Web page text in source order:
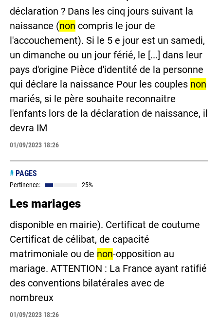
déclaration ? Dans les cinq jours suivant la
naissance (non compris le jour de
l'accouchement). Si le 5 e jour est un samedi,
un dimanche ou un jour férié, le [...] dans leur
pays d'origine Pièce d'identité de la personne
qui déclare la naissance Pour les couples non
mariés, si le père souhaite reconnaitre
l'enfants lors de la déclaration de naissance, il
devra IM
01/09/2023 18:26
# PAGES
Pertinence: 25%
Les mariages
disponible en mairie). Certificat de coutume
Certificat de célibat, de capacité
matrimoniale ou de non-opposition au
mariage. ATTENTION : La France ayant ratifié
des conventions bilatérales avec de
nombreux
01/09/2023 18:26